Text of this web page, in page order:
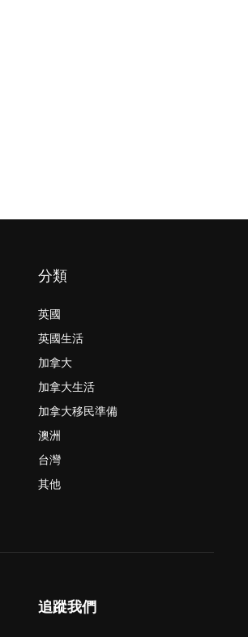
分類
英國
英國生活
加拿大
加拿大生活
加拿大移民準備
澳洲
台灣
其他
追蹤我們